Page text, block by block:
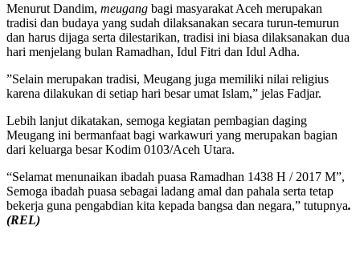
Menurut Dandim, meugang bagi masyarakat Aceh merupakan
tradisi dan budaya yang sudah dilaksanakan secara turun-temurun
dan harus dijaga serta dilestarikan, tradisi ini biasa dilaksanakan dua
hari menjelang bulan Ramadhan, Idul Fitri dan Idul Adha.
”Selain merupakan tradisi, Meugang juga memiliki nilai religius
karena dilakukan di setiap hari besar umat Islam,” jelas Fadjar.
Lebih lanjut dikatakan, semoga kegiatan pembagian daging
Meugang ini bermanfaat bagi warkawuri yang merupakan bagian
dari keluarga besar Kodim 0103/Aceh Utara.
“Selamat menunaikan ibadah puasa Ramadhan 1438 H / 2017 M”,
Semoga ibadah puasa sebagai ladang amal dan pahala serta tetap
bekerja guna pengabdian kita kepada bangsa dan negara,” tutupnya.
(REL)